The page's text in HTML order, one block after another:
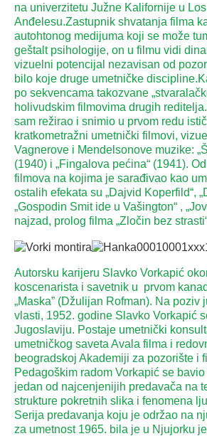
na univerzitetu Južne Kalifornije u Los
Anđelesu.Zastupnik shvatanja filma
autohtonog medijuma koji se može
geštalt psihologije, on u filmu vidi
vizuelni potencijal nezavisan od
bilo koje druge umetničke
po sekvencama takozvane
holivudskim filmovima drugih
sam režirao i snimio u prvom redu
kratkometražni umetnički filmovi,
Vagnerove i Mendelsonove muzike:
(1940) i „Fingalova pećina“ (1941).
filmova na kojima je sarađivao kao
ostalih efekata su „Dajvid Koperfild“,
„Gospodin Smit ide u Vašington“ ,
najzad, prolog filma „Zločin bez
Autorsku karijeru Slavko Vorkapić
koscenarista i savetnik u prvom
„Maska” (Džulijan Rofman). Na poziv
vlasti, 1952. godine Slavko Vorkapić
Jugoslaviju. Postaje umetnički
umetničkog saveta Avala filma i
beogradskoj Akademiji za pozorište i
Pedagoškim radom Vorkapić se
jedan od najcenjenijih predavača na
strukture pokretnih slika i fenomena
Serija predavanja koju je održao na
za umetnost 1965. bila je u Njujorku